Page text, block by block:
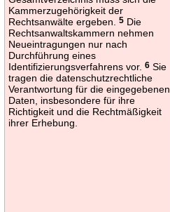
Kammerzugehörigkeit der
Rechtsanwälte ergeben.5 Die
Rechtsanwaltskammern nehmen
Neueintragungen nur nach
Durchführung eines
Identifizierungsverfahrens vor.6 Sie
tragen die datenschutzrechtliche
Verantwortung für die eingegebenen
Daten, insbesondere für ihre
Richtigkeit und die Rechtmäßigkeit
ihrer Erhebung.